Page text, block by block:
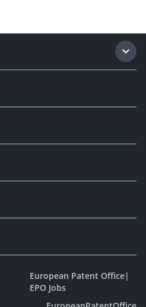
European Patent Office|
EPO Jobs